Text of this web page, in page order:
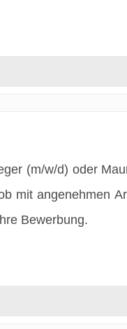
(m/w/d) oder
mit angenehmen
Bewerbung.